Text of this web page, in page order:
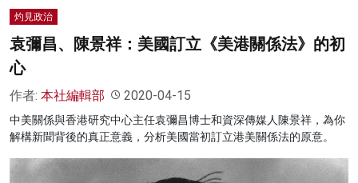
灼見政治
袁彌昌、陳景祥：美國訂立《美港關係法》的初
心
作者: 本社編輯部 2020-04-15
中美關係與香港研究中心主任袁彌昌博士和資深傳媒人陳景祥，為你
解構新聞背後的真正意義，分析美國當初訂立港美關係法的原意。